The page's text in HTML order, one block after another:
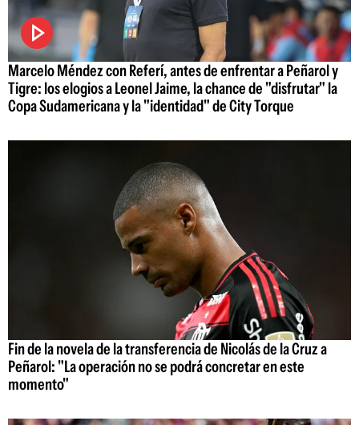
Marcelo Méndez con Referí, antes de enfrentar a Peñarol y
Tigre: los elogios a Leonel Jaime, la chance de "disfrutar" la
Copa Sudamericana y la "identidad" de City Torque
Fin de la novela de la transferencia de Nicolás de la Cruz a
Peñarol: "La operación no se podrá concretar en este
momento"